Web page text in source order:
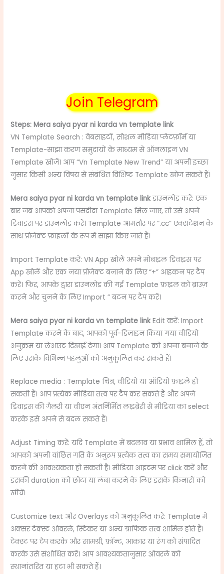
Join Telegram
Steps: Mera saiya pyar ni karda vn template link
VN Template Search : वेबसाइटों, सोशल मीडिया प्लेटफ़ॉर्म या
Template-साझा करण समुदायों के माध्यम से ऑनलाइन VN
Template खोजें। आप “Vn Template New Trend” या अपनी इच्छा
नुसार किसी अन्य विषय से संबंधित विशिष्ट Template खोज सकते हैं।
Mera saiya pyar ni karda vn template linkडाउनलोड करें: एक
बार जब आपको अपना पसंदीदा Template मिल जाए, तो उसे अपने
डिवाइस पर डाउनलोड करें। Template आमतौर पर “.cc” एक्सटेंशन के
साथ प्रोजेक्ट फ़ाइलों के रूप में साझा किए जाते हैं।
Import Template करें: VN App खोलें अपने मोबाइल डिवाइस पर
App खोलें और एक नया प्रोजेक्ट बनाने के लिए “+” आइकन पर टैप
करें। फिर, आपके द्वारा डाउनलोड की गई Template फ़ाइल को ब्राउज़
करने और चुनने के लिए Import ” बटन पर टैप करें।
Mera saiya pyar ni karda vn template linkEdit करें: Import
Template करने के बाद, आपको पूर्व-डिज़ाइन किया गया वीडियो
अनुक्रम या लेआउट दिखाई देगा। आप Template को अपना बनाने के
लिए उसके विभिन्न पहलुओं को अनुकूलित कर सकते हैं।
Replace media : Template चित्र, वीडियो या ऑडियो फ़ाइलें हो
सकती हैं। आप प्रत्येक मीडिया तत्व पर टैप कर सकते हैं और अपने
डिवाइस की गैलरी या वीएन अंतर्निर्मित लाइब्रेरी से मीडिया का select
करके इसे अपने से बदल सकते हैं।
Adjust Timing करें: यदि Template में बदलाव या प्रभाव शामिल हैं, तो
आपको अपनी वांछित गति के अनुरूप प्रत्येक तत्व का समय समायोजित
करने की आवश्यकता हो सकती है। मीडिया आइटम पर click करें और
इसकी duration को छोटा या लंबा करने के लिए इसके किनारों को
खींचें।
Customize text और Overlays को अनुकूलित करें: Template में
अक्सर टेक्स्ट ओवरले, स्टिकर या अन्य ग्राफिक तत्व शामिल होते हैं।
टेक्स्ट पर टैप करके और सामग्री, फ़ॉन्ट, आकार या रंग को संपादित
करके उसे संशोधित करें। आप आवश्यकतानुसार ओवरले को
स्थानांतरित या हटा भी सकते हैं।